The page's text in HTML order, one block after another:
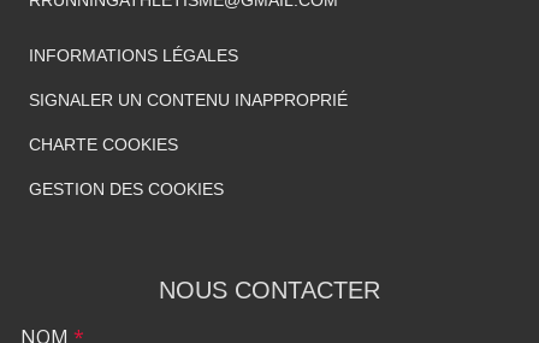
INFORMATIONS LÉGALES
SIGNALER UN CONTENU INAPPROPRIÉ
CHARTE COOKIES
GESTION DES COOKIES
NOUS CONTACTER
NOM *